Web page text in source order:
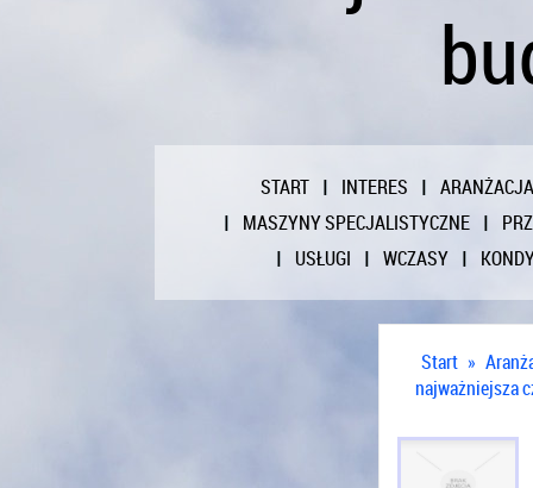
START INTERES
ARANŻACJA
MASZYNY SPECJALISTYCZNE
USŁUGI
WCZASY
Start »
najważniejsza